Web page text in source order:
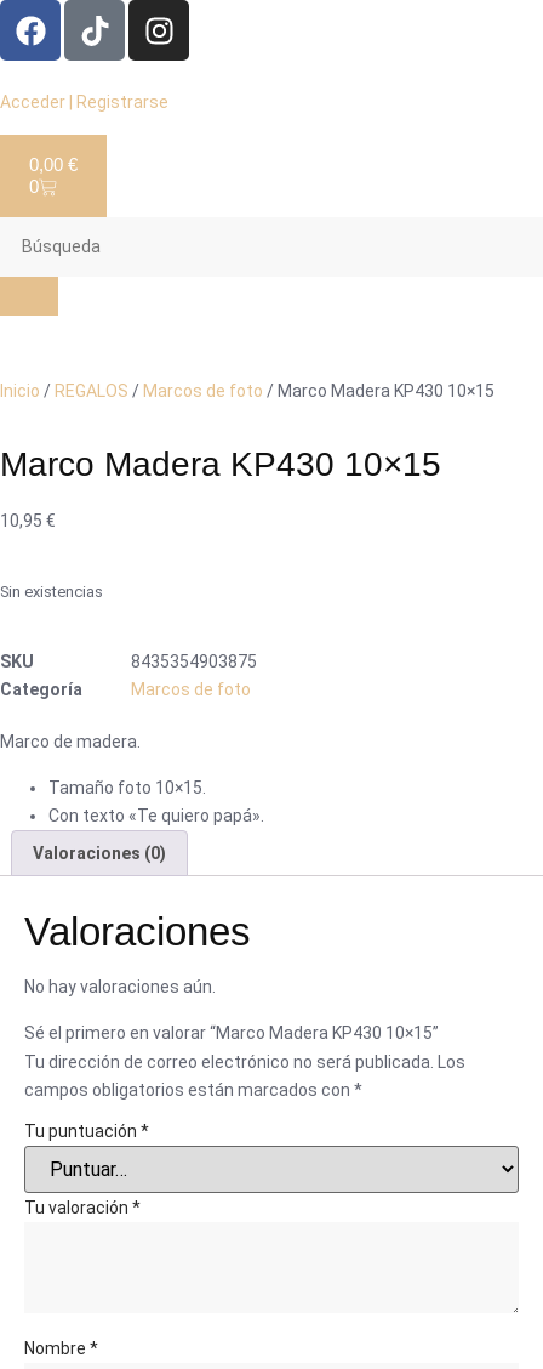
Acceder | Registrarse
0,00 €
0
Inicio / REGALOS / Marcos de foto / Marco Madera KP430 10×15
Marco Madera KP430 10×15
10,95 €
Sin existencias
SKU
8435354903875
Categoría
Marcos de foto
Marco de madera.
Tamaño foto 10×15.
Con texto «Te quiero papá».
Valoraciones (0)
Valoraciones
No hay valoraciones aún.
Sé el primero en valorar “Marco Madera KP430 10×15”
Tu dirección de correo electrónico no será publicada. Los
campos obligatorios están marcados con *
Tu puntuación *
Tu valoración *
Nombre *